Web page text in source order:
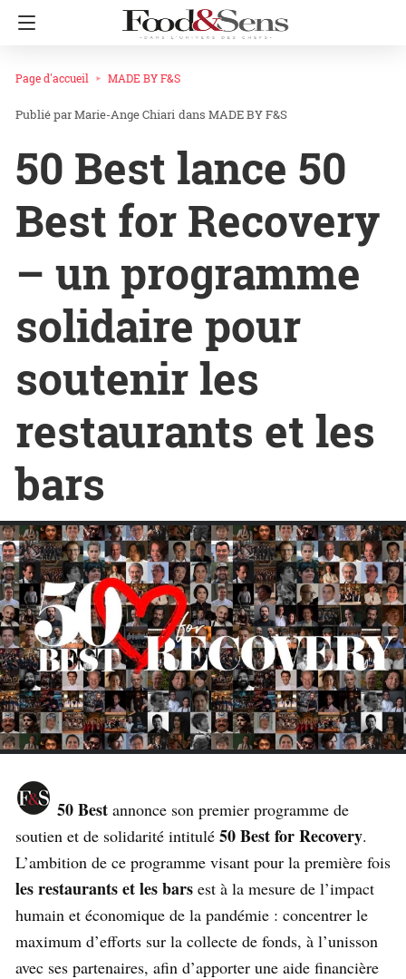
Page d'accueil MADE BY F&S
Marie-Ange Chiari dans MADE BY F&S
50 Best lance 50
Best for Recovery
– un programme
solidaire pour
soutenir les
restaurants et les
bars
50 Best annonce son premier programme de
soutien et de solidarité intitulé 50 Best for Recovery.
L’ambition de ce programme visant pour la première fois
les restaurants et les bars est à la mesure de l’impact
humain et économique de la pandémie : concentrer le
maximum d’efforts sur la collecte de fonds, à l’unisson
avec ses partenaires, afin d’apporter une aide financière